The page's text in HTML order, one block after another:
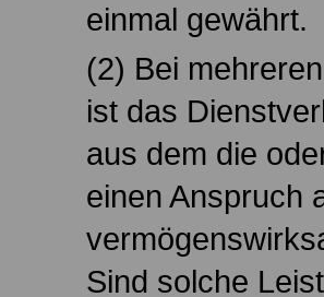
einmal gewährt.
(2) Bei
ist das
aus dem die
einen Anspruch
Sind solche